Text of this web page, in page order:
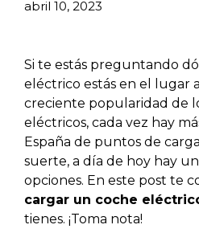
abril 10, 2023
Si te estás preguntando
eléctrico estás en el lugar
creciente popularidad de
eléctricos, cada vez hay
España de puntos de
suerte, a día de hoy hay
opciones. En este post te
cargar un coche
tienes. ¡Toma nota!